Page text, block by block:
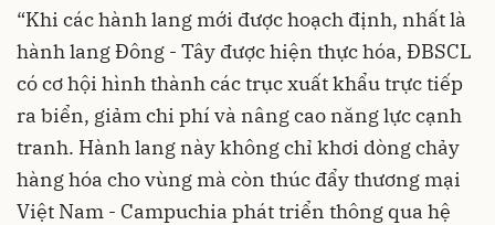
“Khi các hành lang mới được hoạch định, nhất là
hành lang Đông - Tây được hiện thực hóa, ĐBSCL
có cơ hội hình thành các trục xuất khẩu trực tiếp
ra biển, giảm chi phí và nâng cao năng lực cạnh
tranh. Hành lang này không chỉ khơi dòng chảy
hàng hóa cho vùng mà còn thúc đẩy thương mại
Việt Nam - Campuchia phát triển thông qua hệ